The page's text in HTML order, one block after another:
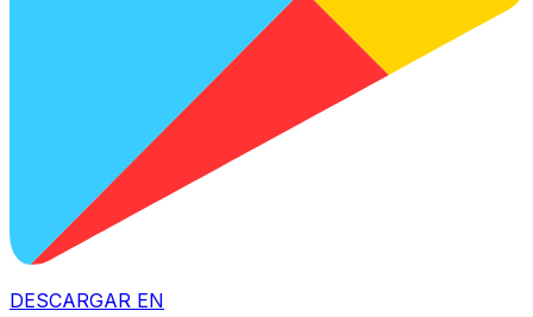
DESCARGAR EN